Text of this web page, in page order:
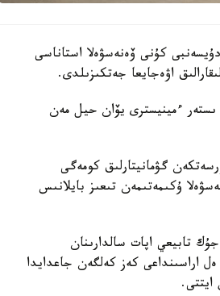
كۇنى ۆەنەسۋەلا استاناسى
اۋەجايعا جەتكىزىلدى.
ىستەر ءمينيسترى يۆان حيل مەن
گۋمانيتارلىق كومەگى
ۇكىمەتىمەن تىعىز بايلانىس
جۇك تابيعي اپات سالدارىنان
اراسىنداعى كەز كەلگەن جاعدايدا
ايتتى.